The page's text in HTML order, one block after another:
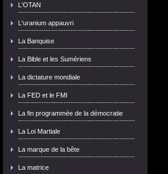
L'OTAN
L'uranium appauvri
La Banquise
La Bible et les Sumériens
La dictature mondiale
La FED et le FMI
La fin programmée de la démocratie
La Loi Martiale
La marque de la bête
La matrice